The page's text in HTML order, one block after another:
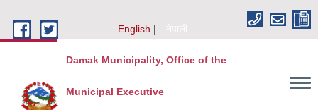
English
नेपाली
Damak Municipality, Office of the
Municipal Executive